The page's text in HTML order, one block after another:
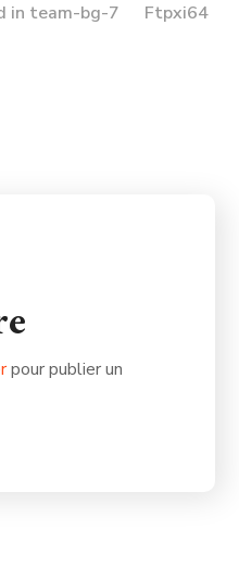
in team-bg-7
Ftpxi64
pour publier un